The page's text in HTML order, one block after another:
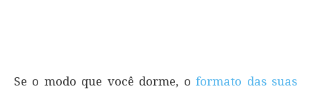
Se o modo que você dorme, oformato das suas